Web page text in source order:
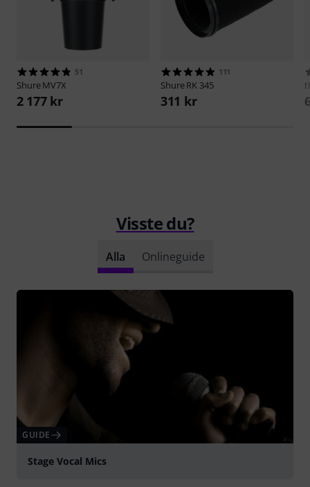
51
ShureMV7X
2 177 kr
111
ShureRK 345
311 kr
Visste du?
Alla Onlineguide
GUIDE
Stage Vocal Mics